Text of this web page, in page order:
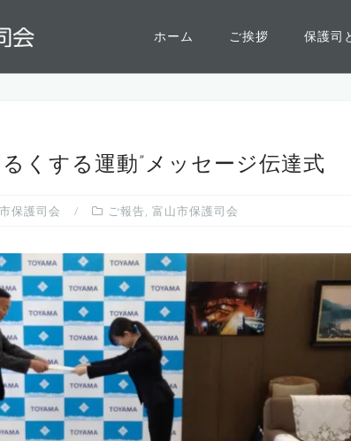
ホーム ご挨拶 保護司
くする運動”メッセージ伝達式
保護司会 ご報告, 富山市保護司会